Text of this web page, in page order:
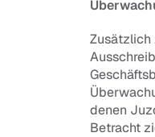
Zusätzlich
denen
Betracht